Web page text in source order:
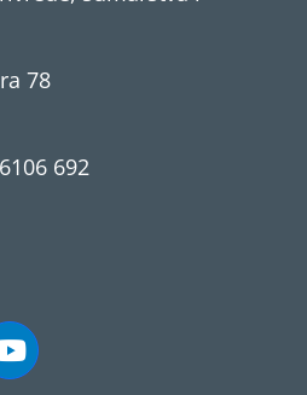
78
692